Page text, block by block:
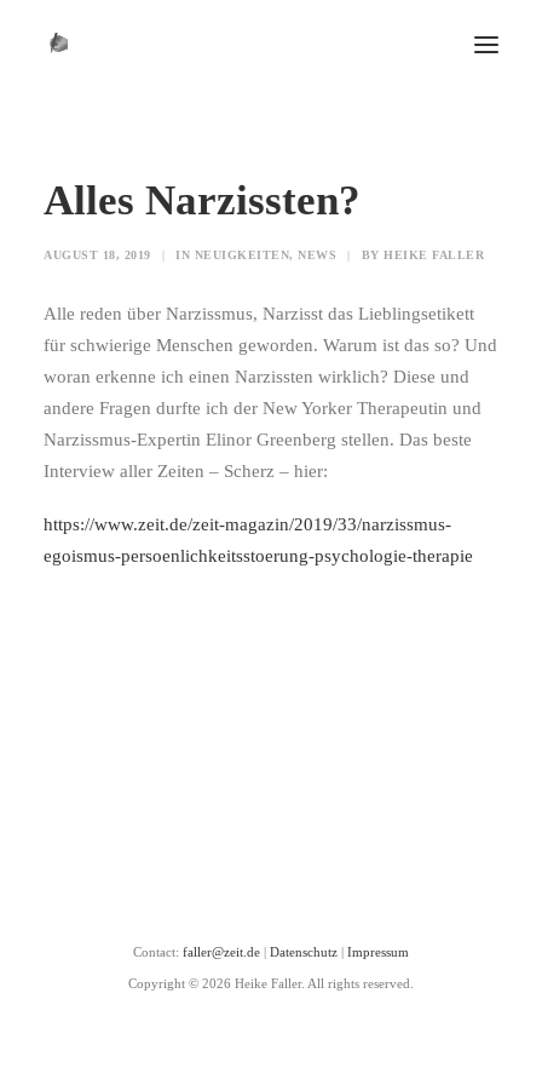
BIO
NEWS
HUNDERT
Alles Narzissten?
AUGUST 18, 2019 IN NEUIGKEITEN, NEWS BY HEIKE FALLER
Alle reden über Narzissmus, Narzisst das Lieblingsetikett
für schwierige Menschen geworden. Warum ist das so? Und
woran erkenne ich einen Narzissten wirklich? Diese und
andere Fragen durfte ich der New Yorker Therapeutin und
Narzissmus-Expertin Elinor Greenberg stellen. Das beste
Interview aller Zeiten – Scherz – hier:
https://www.zeit.de/zeit-magazin/2019/33/narzissmus-
egoismus-persoenlichkeitsstoerung-psychologie-therapie
Contact: faller@zeit.de Datenschutz Impressum
Copyright © 2026 Heike Faller. All rights reserved.